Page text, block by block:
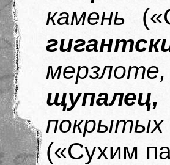
камень
покрытых
(«Сухим